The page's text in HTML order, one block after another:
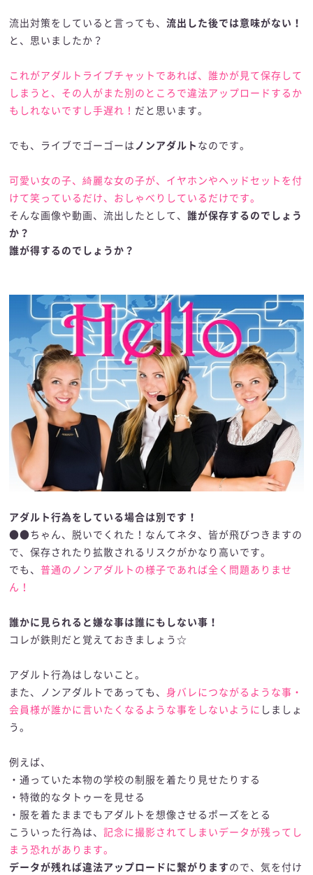
流出対策をしていると言っても、流出した後では意味がない！
と、思いましたか？
これがアダルトライブチャットであれば、誰かが見て保存して
しまうと、その人がまた別のところで違法アップロードするか
もしれないですし手遅れ！ だと思います。
でも、ライブでゴーゴーは ノンアダルト なのです。
可愛い女の子、綺麗な女の子が、イヤホンやヘッドセットを付
けて笑っているだけ、おしゃべりしているだけです。
そんな画像や動画、流出したとして、誰が保存するのでしょう
か？
誰が得するのでしょうか？
アダルト行為をしている場合は別です！
●●ちゃん、脱いでくれた！なんてネタ、皆が飛びつきますの
で、保存されたり拡散されるリスクがかなり高いです。
でも、普通のノンアダルトの様子であれば全く問題ありませ
ん！
誰かに見られると嫌な事は誰にもしない事！
コレが鉄則だと覚えておきましょう☆
アダルト行為はしないこと。
また、ノンアダルトであっても、 身バレにつながるような事・
会員様が誰かに言いたくなるような事をしないように しましょ
う。
例えば、
・通っていた本物の学校の制服を着たり見せたりする
・特徴的なタトゥーを見せる
・服を着たままでもアダルトを想像させるポーズをとる
こういった行為は、記念に撮影されてしまいデータが残ってし
まう恐れがあります。
データが残れば違法アップロードに繋がります ので、気を付け